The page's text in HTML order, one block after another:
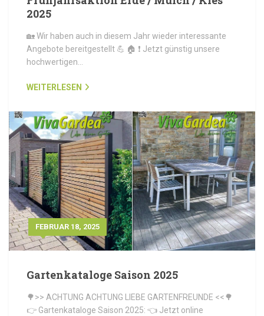
2025
🏡 Wir haben auch in diesem Jahr wieder interessante
Angebote bereitgestellt 💪 🏠 ❗ Jetzt günstig unsere
hochwertigen…
WEITERLESEN
FEBRUAR 18, 2025
Gartenkataloge Saison 2025
🌳>> ACHTUNG ACHTUNG LIEBE GARTENFREUNDE <<🌳
👉 Gartenkataloge Saison 2025: 👈 Jetzt online